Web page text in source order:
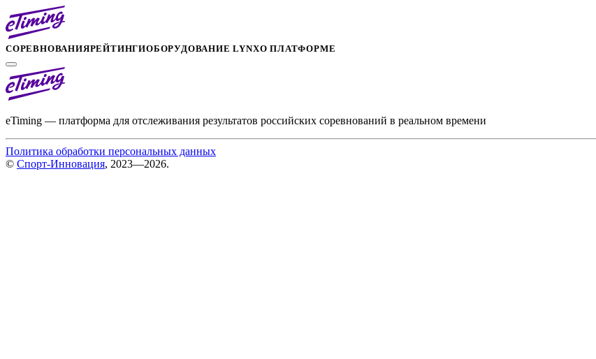
СОРЕВНОВАНИЯРЕЙТИНГИОБОРУДОВАНИЕ LYNXО ПЛАТФОРМЕ
eTiming — платформа для отслеживания результатов российских соревнований в реальном времени
Политика обработки персональных данных
© Спорт-Инновация, 2023—2026.